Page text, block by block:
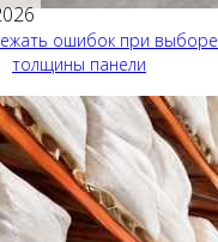
ошибок при выборе
толщины панели